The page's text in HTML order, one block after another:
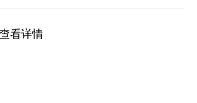
查看详情